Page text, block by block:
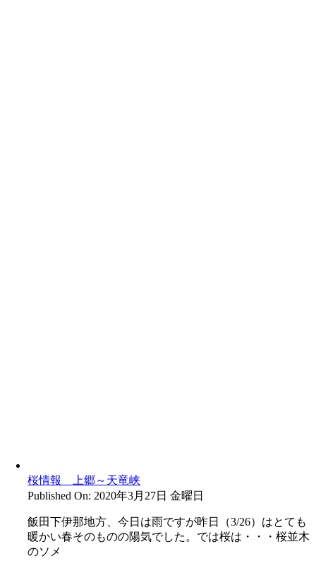
桜情報 上郷～天竜峡
Published On: 2020年3月27日 金曜日
飯田下伊那地方、今日は雨ですが昨日（3/26）はとても
暖かい春そのものの陽気でした。では桜は・・・桜並木
のソメ